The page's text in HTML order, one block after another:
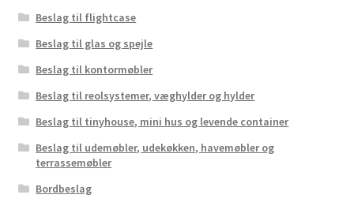
Beslag til flightcase
Beslag til glas og spejle
Beslag til kontormøbler
Beslag til reolsystemer, væghylder og hylder
Beslag til tinyhouse, mini hus og levende container
Beslag til udemøbler, udekøkken, havemøbler og
terrassemøbler
Bordbeslag